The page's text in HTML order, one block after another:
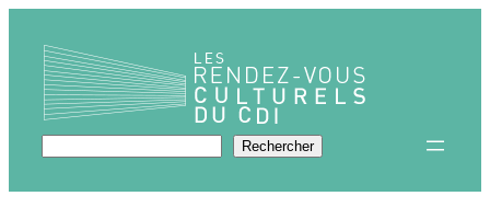
contenu
Rechercher Rechercher